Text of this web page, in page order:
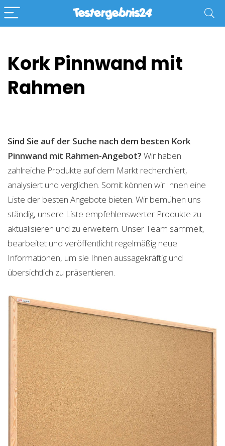
Kork Pinnwand mit
Rahmen
Sind Sie auf der Suche nach dem besten Kork
Pinnwand mit Rahmen-Angebot? Wir haben
zahlreiche Produkte auf dem Markt recherchiert,
analysiert und verglichen. Somit können wir Ihnen eine
Liste der besten Angebote bieten. Wir bemühen uns
ständig, unsere Liste empfehlenswerter Produkte zu
aktualisieren und zu erweitern. Unser Team sammelt,
bearbeitet und veröffentlicht regelmäßig neue
Informationen, um sie Ihnen aussagekräftig und
übersichtlich zu präsentieren.